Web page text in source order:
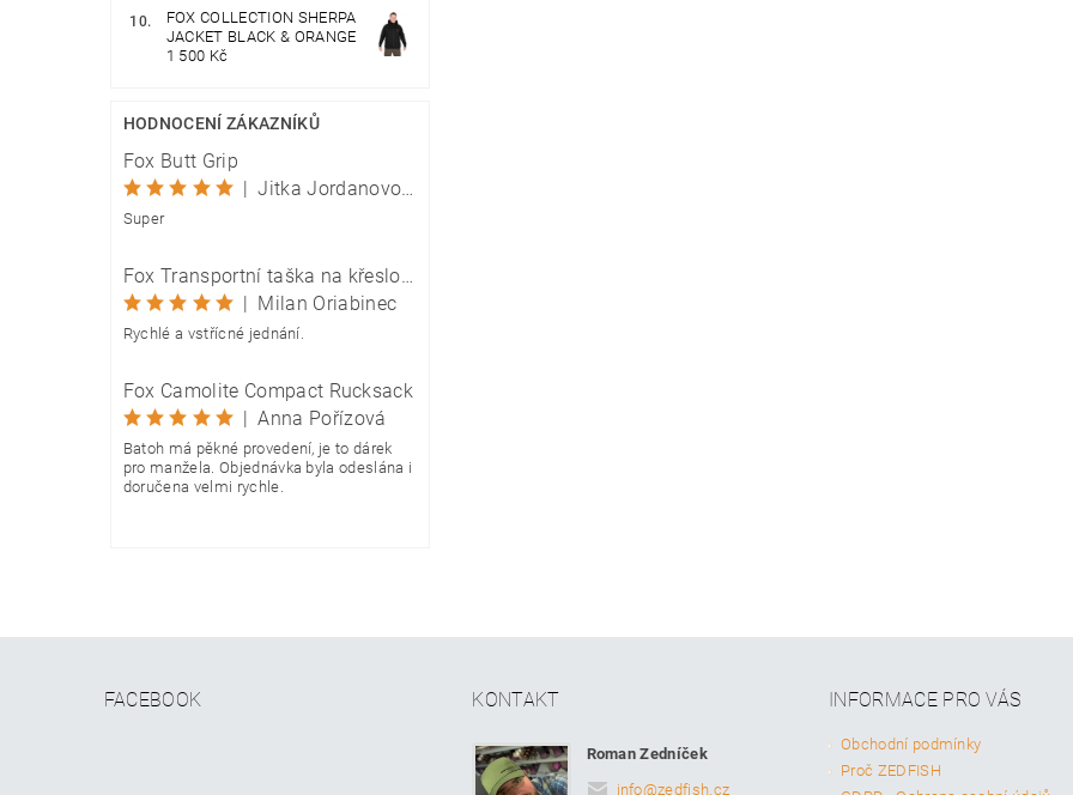
FOX COLLECTION SHERPA
JACKET BLACK & ORANGE
1 500 Kč
HODNOCENÍ ZÁKAZNÍKŮ
Fox Butt Grip
|
Jitka Jordanovová
Super
Fox Transportní taška na křeslo Camolite Chair Bag
| Milan Oriabinec
Rychlé a vstřícné jednání.
Fox Camolite Compact Rucksack
| Anna Pořízová
Batoh má pěkné provedení, je to dárek
pro manžela. Objednávka byla odeslána i
doručena velmi rychle.
FACEBOOK KONTAKT
Roman Zedníček
info@zedfish.cz
INFORMACE PRO VÁS
Obchodní podmínky
Proč ZEDFISH